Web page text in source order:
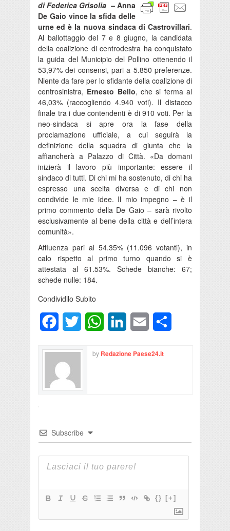
di Federica Grisolia – Anna
De Gaio vince la sfida delle
urne ed è la nuova sindaca di Castrovillari.
Al ballottaggio del 7 e 8 giugno, la candidata
della coalizione di centrodestra ha conquistato
la guida del Municipio del Pollino ottenendo il
53,97% dei consensi, pari a 5.850 preferenze.
Niente da fare per lo sfidante della coalizione di
centrosinistra, Ernesto Bello, che si ferma al
46,03% (raccogliendo 4.940 voti). Il distacco
finale tra i due contendenti è di 910 voti. Per la
neo-sindaca si apre ora la fase della
proclamazione ufficiale, a cui seguirà la
definizione della squadra di giunta che la
affiancherà a Palazzo di Città. «Da domani
inizierà il lavoro più importante: essere il
sindaco di tutti. Di chi mi ha sostenuto, di chi ha
espresso una scelta diversa e di chi non
condivide le mie idee. Il mio impegno – è il
primo commento della De Gaio – sarà rivolto
esclusivamente al bene della città e dell’intera
comunità».
Affluenza pari al 54.35% (11.096 votanti), in
calo rispetto al primo turno quando si è
attestata al 61.53%. Schede bianche: 67;
schede nulle: 184.
Condividilo Subito
FacebookTwitter WhatsAppLinkedInEmail
by Redazione Paese24.it
Subscribe
{} [+]